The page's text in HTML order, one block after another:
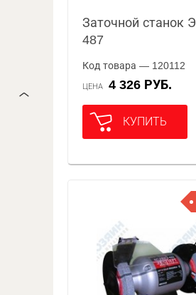
Заточной станок
487
Код товара — 120112
ЦЕНА 4 326 РУБ.
КУПИТЬ